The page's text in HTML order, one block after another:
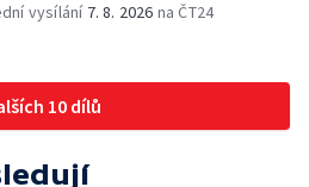
vysílání 7. 8. 2026 na ČT24
10 dílů